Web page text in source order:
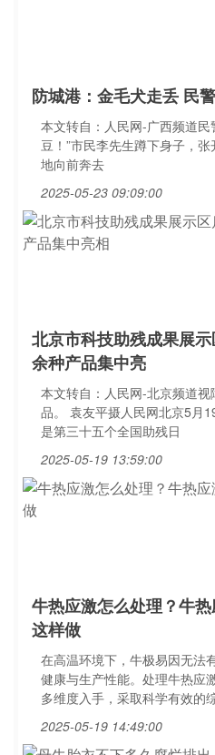
防城港：金毛犬走丢 民
本文转自：人民网-广西频道民
豆！”市民李先生蹲下身子，
地向前奔去
2025-05-23 09:09:00
北京市科技助残成果展
余种产品集中亮
本文转自：人民网-北京频道
品。 袁友平摄人民网北京5月
是第三十五个全国助残日
2025-05-19 13:59:00
牛热应激怎么处理？牛
这样做
在高温环境下，牛极易因无法
健康与生产性能。处理牛热应
多维度入手，采取科学有效的
2025-05-19 14:49:00